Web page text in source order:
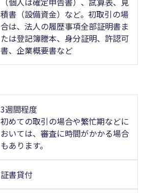
積書（設備資金）など。初取引の場
合は、法人の履歴事項全部証明書ま
たは登記簿謄本、身分証明、許認可
書、企業概要書など
3週間程度
初めての取引の場合や繁忙期などに
おいては、審査に時間がかかる場合
もあります。
証書貸付